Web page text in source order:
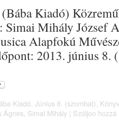
Kiadó)
Simai Mihály József
Alapfokú
2013. június 8.
Kiadó, Június 8. (szombat),
Ágnes, Simai Mihály | Szóljon hozzá